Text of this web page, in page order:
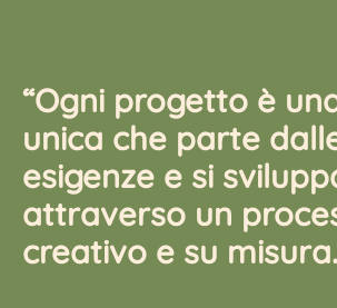
“Ogni progetto è
unica che parte
esigenze e si
attraverso un
creativo e su